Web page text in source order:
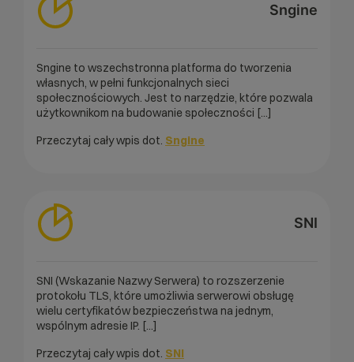
Sngine
Sngine to wszechstronna platforma do tworzenia
własnych, w pełni funkcjonalnych sieci
społecznościowych. Jest to narzędzie, które pozwala
użytkownikom na budowanie społeczności [...]
Przeczytaj cały wpis dot. Sngine
SNI
SNI (Wskazanie Nazwy Serwera) to rozszerzenie
protokołu TLS, które umożliwia serwerowi obsługę
wielu certyfikatów bezpieczeństwa na jednym,
wspólnym adresie IP. [...]
Przeczytaj cały wpis dot. SNI